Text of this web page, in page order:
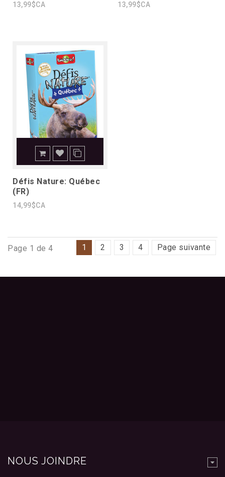
13,99$CA 13,99$CA
Défis Nature: Québec
(FR)
14,99$CA
Page 1 de 4 1 2 3 4 Page suivante
NOUS JOINDRE